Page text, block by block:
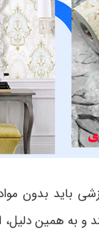
باید بدون
و به همین